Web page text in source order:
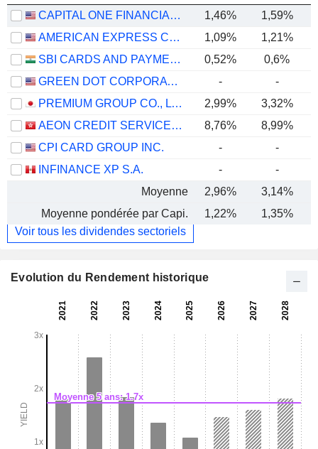
CAPITAL ONE FINANCIAL CORPORATION 1,46%
1,59%
AMERICAN EXPRESS COMPANY
1,09% 1,21%
SBI CARDS AND PAYMENT SERVICES LIMITED
0,52% 0,6%
GREEN DOT CORPORATION
- -
PREMIUM GROUP CO., LTD.
2,99% 3,32%
AEON CREDIT SERVICE (ASIA) COMPANY LIMITED
8,76%
8,99%
CPI CARD GROUP INC.
- -
INFINANCE XP S.A.
-
-
Moyenne
2,96% 3,14%
Moyenne pondérée par Capi.
1,22% 1,35%
Voir tous les dividendes sectoriels
Evolution du Rendement historique